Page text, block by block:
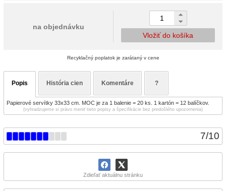
7/10
Zdieľať aktuálnu stránku
na objednávku
Vložiť do košíka
Recyklačný poplatok je zarátaný v cene
Popis História cien Komentáre ?
Papierové servítky 33x33 cm. MOC je za 1 balenie = 20 ks. 1 kartón = 12 balíčkov.
(vyhradzujeme si právo meniť tieto popisy a špecifikácie bez predošlého upozornenia)